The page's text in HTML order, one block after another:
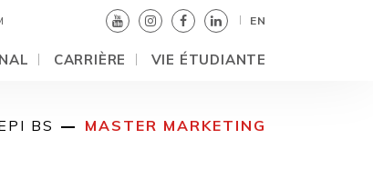
EN
CARRIÈRE VIE ÉTUDIANTE
BS MASTER MARKETING